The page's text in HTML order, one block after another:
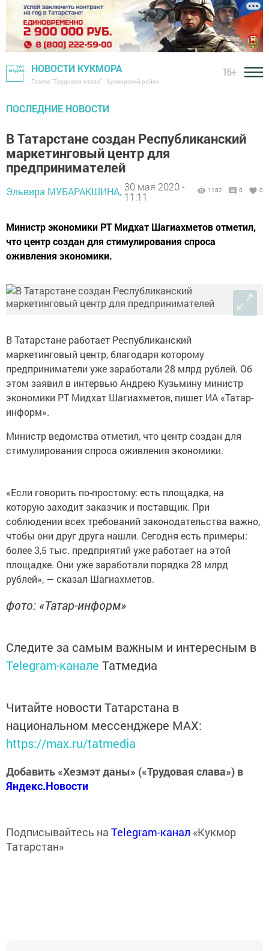
НОВОСТИ КУКМОРА
Газета "Трудовая слава" - Кукморский район
16+
ПОСЛЕДНИЕ НОВОСТИ
В Татарстане создан Республиканский
маркетинговый центр для
предпринимателей
Эльвира МУБАРАКШИНА, 30 мая 2020 -
11:11
1182 0 0
Министр экономики РТ Мидхат Шагиахметов отметил,
что центр создан для стимулирования спроса
оживления экономики.
В Татарстане работает Республиканский
маркетинговый центр, благодаря которому
предприниматели уже заработали 28 млрд рублей. Об
этом заявил в интервью Андрею Кузьмину министр
экономики РТ Мидхат Шагиахметов, пишет ИА «Татар-
информ».
Министр ведомства отметил, что центр создан для
стимулирования спроса оживления экономики.
«Если говорить по-простому: есть площадка, на
которую заходит заказчик и поставщик. При
соблюдении всех требований законодательства важно,
чтобы они друг друга нашли. Сегодня есть примеры:
более 3,5 тыс. предприятий уже работает на этой
площадке. Они уже заработали порядка 28 млрд
рублей», — сказал Шагиахметов.
фото: «Татар-информ»
Следите за самым важным и интересным в
Telegram-канале Татмедиа
Читайте новости Татарстана в
национальном мессенджере MАХ:
https://max.ru/tatmedia
Добавить «Хезмэт даны» («Трудовая слава») в
Яндекс.Новости
Подписывайтесь на Telegram-канал «Кукмор
Татарстан»